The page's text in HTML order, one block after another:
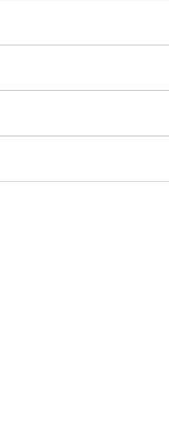
せ
心理社会的支援の
レセミナー